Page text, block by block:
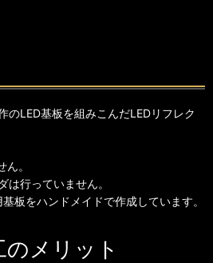
のLED基板を組みこんだLEDリフレク
。
は行っていません。
板をハンドメイドで作成しています。
メリット